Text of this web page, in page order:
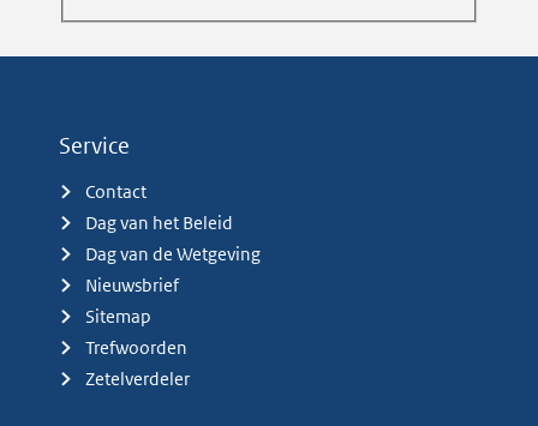
Service
Contact
Dag van het Beleid
Dag van de Wetgeving
Nieuwsbrief
Sitemap
Trefwoorden
Zetelverdeler